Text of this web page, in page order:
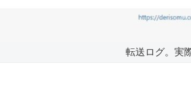
転送ログ。実